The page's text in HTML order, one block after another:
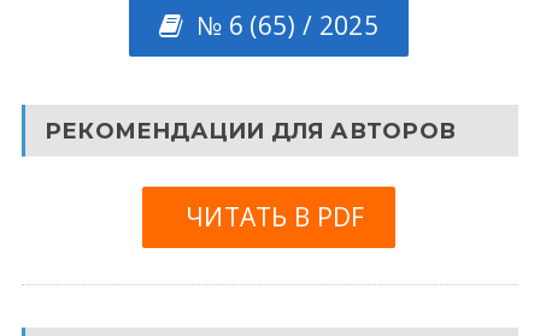
№ 6 (65) / 2025
РЕКОМЕНДАЦИИ ДЛЯ АВТОРОВ
ЧИТАТЬ В PDF